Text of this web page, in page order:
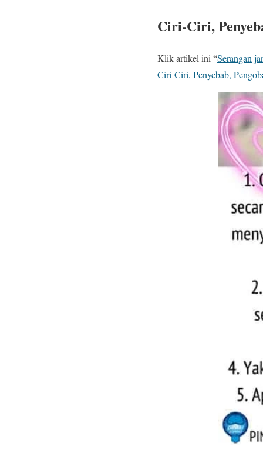
Ciri-Ciri,
Klik artikel ini “Serangan
Ciri-Ciri, Penyebab,